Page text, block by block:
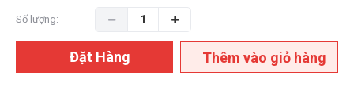
Số lượng:
Đặt Hàng Thêm vào giỏ hàng